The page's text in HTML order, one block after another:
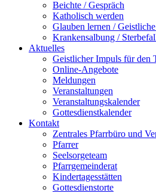
Beichte /​ Gespräch
Katholisch werden
Glauben lernen /
Krankensalbung /
Aktuelles
Geistlicher Impuls für den
Online-Angebote
Meldungen
Veranstaltungen
Veranstaltungskalender
Gottesdienstkalender
Kontakt
Zentrales Pfarrbüro und
Pfarrer
Seelsorgeteam
Pfarrgemeinderat
Kindertagesstätten
Gottesdienstorte